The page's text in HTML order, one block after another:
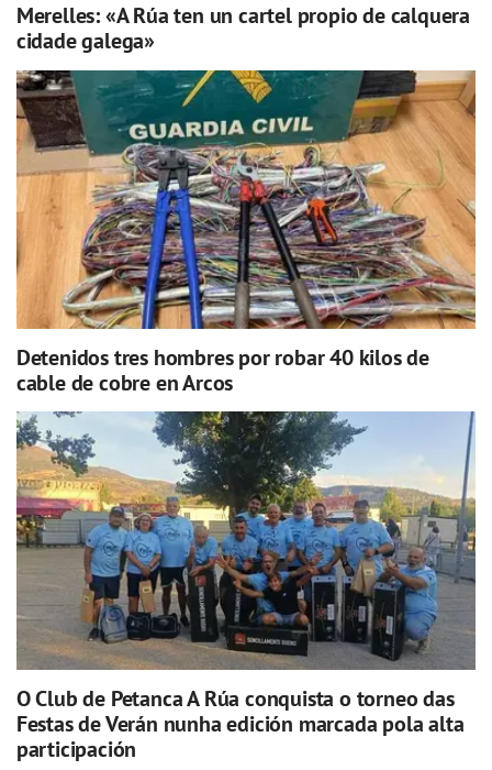
Merelles: «A Rúa ten un cartel propio de calquera
cidade galega»
Detenidos tres hombres por robar 40 kilos de
cable de cobre en Arcos
O Club de Petanca A Rúa conquista o torneo das
Festas de Verán nunha edición marcada pola alta
participación